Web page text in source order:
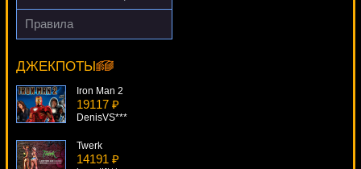
SmileLow***
Правила
ДЖЕКПОТЫ
Bangkok Nights
Gamer***
Iron Man 2
19117 ₽
DenisVS***
Twerk
14191 ₽